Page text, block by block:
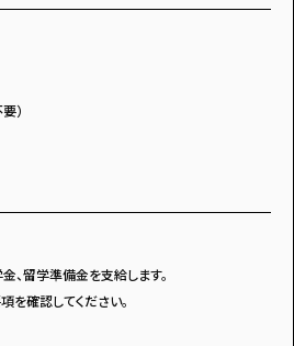
）
、留学準備金を支給します。
確認してください。